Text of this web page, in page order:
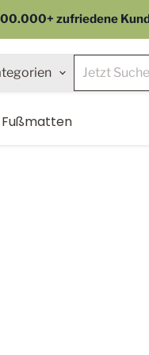
zufriedene
Fußmatten